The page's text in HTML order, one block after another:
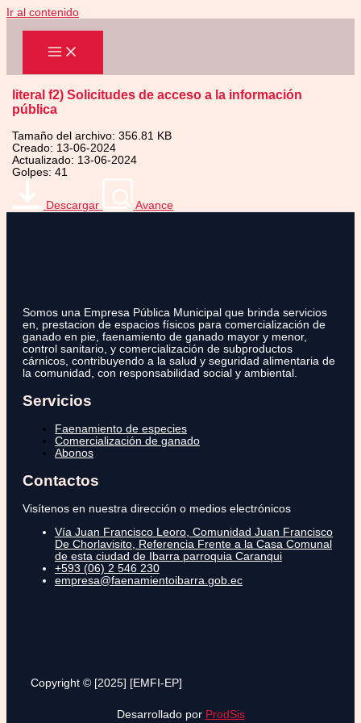
Ir al contenido
literal f2) Solicitudes de acceso a la información
pública
Tamaño del archivo: 356.81 KB
Creado: 13-06-2024
Actualizado: 13-06-2024
Golpes: 41
Descargar Avance
Somos una Empresa Pública Municipal que brinda servicios
en, prestacion de espacios físicos para comercialización de
ganado en pie, faenamiento de ganado mayor y menor,
control sanitario, y comercialización de subproductos
cárnicos, contribuyendo a la salud y seguridad alimentaria de
la comunidad, con responsabilidad social y ambiental.
Servicios
Faenamiento de especies
Comercialización de ganado
Abonos
Contactos
Visítenos en nuestra dirección o medios electrónicos
Vía Juan Francisco Leoro, Comunidad Juan Francisco
De Chorlavisito, Referencia Frente a la Casa Comunal
de esta ciudad de Ibarra parroquia Caranqui
+593 (06) 2 546 230
empresa@faenamientoibarra.gob.ec
Copyright © [2025] [EMFI-EP]
Desarrollado por ProdSis